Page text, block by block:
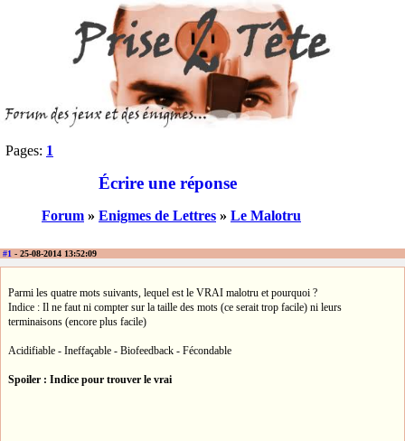
Pages: 1
Écrire une réponse
Forum » Enigmes de Lettres » Le Malotru
#1 - 25-08-2014 13:52:09
Parmi les quatre mots suivants, lequel est le VRAI malotru et pourquoi ?
Indice : Il ne faut ni compter sur la taille des mots (ce serait trop facile) ni leurs
terminaisons (encore plus facile)
Acidifiable - Ineffaçable - Biofeedback - Fécondable
Spoiler : Indice pour trouver le vrai